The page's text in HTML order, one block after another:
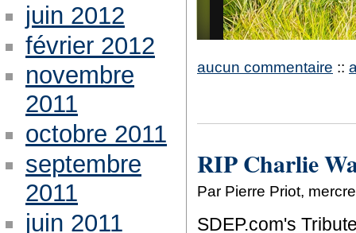
aucun commentaire ::
RIP Charlie
Par Pierre Priot,
SDEP.com's
juin 2012
février 2012
novembre
2011
octobre 2011
septembre
2011
juin 2011